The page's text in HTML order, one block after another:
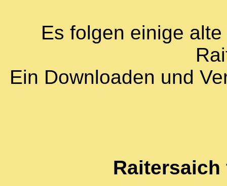
Es folgen einige
Ein Downloaden und